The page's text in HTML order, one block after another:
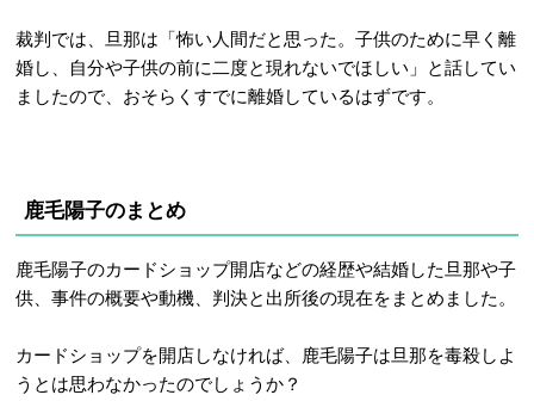
裁判では、旦那は「怖い人間だと思った。子供のために早く離
婚し、自分や子供の前に二度と現れないでほしい」と話してい
ましたので、おそらくすでに離婚しているはずです。
鹿毛陽子のまとめ
鹿毛陽子のカードショップ開店などの経歴や結婚した旦那や子
供、事件の概要や動機、判決と出所後の現在をまとめました。
カードショップを開店しなければ、鹿毛陽子は旦那を毒殺しよ
うとは思わなかったのでしょうか？